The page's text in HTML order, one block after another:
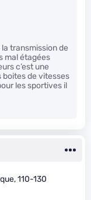
transmission de
mal étagées
c’est une
boites de vitesses
les sportives il
110-130